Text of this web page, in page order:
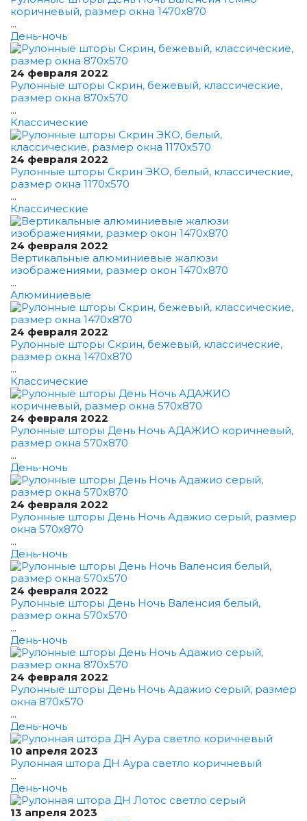
коричневый, размер окна 1470x870
...
День-ночь
24 февраля 2022
Рулонные шторы Скрин, бежевый, классические,
размер окна 870x570
...
Классические
24 февраля 2022
Рулонные шторы Скрин ЭКО, белый, классические,
размер окна 1170x570
...
Классические
24 февраля 2022
Вертикальные алюминиевые жалюзи
изображениями, размер окон 1470x870
...
Алюминиевые
24 февраля 2022
Рулонные шторы Скрин, бежевый, классические,
размер окна 1470x870
...
Классические
24 февраля 2022
Рулонные шторы День Ночь АДАЖИО коричневый,
размер окна 570x870
...
День-ночь
24 февраля 2022
Рулонные шторы День Ночь Адажио серый, размер
окна 570x870
...
День-ночь
24 февраля 2022
Рулонные шторы День Ночь Валенсия белый,
размер окна 570x570
...
День-ночь
24 февраля 2022
Рулонные шторы День Ночь Адажио серый, размер
окна 870x570
...
День-ночь
10 апреля 2023
Рулонная штора ДН Аура светло коричневый
...
День-ночь
13 апреля 2023